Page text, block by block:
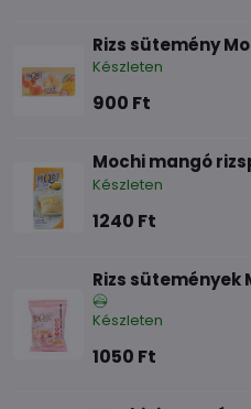
Rizs sütemény
Készleten
900 Ft
Mochi mangó
Készleten
1240 Ft
Rizs sütemények
Készleten
1050 Ft